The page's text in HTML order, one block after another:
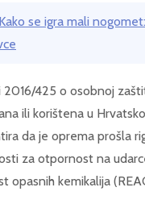
Kako se igra mali
2016/425 o osobnoj
ili korištena u
da je oprema prošla
za otpornost na
opasnih kemikalija